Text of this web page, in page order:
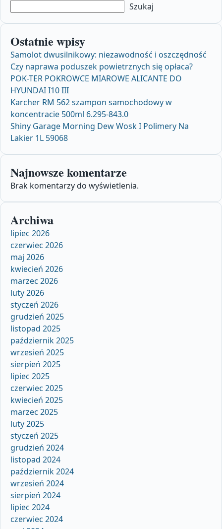
Szukaj
Ostatnie wpisy
Samolot dwusilnikowy: niezawodność i oszczędność
Czy naprawa poduszek powietrznych się opłaca?
POK-TER POKROWCE MIAROWE ALICANTE DO
HYUNDAI I10 III
Karcher RM 562 szampon samochodowy w
koncentracie 500ml 6.295-843.0
Shiny Garage Morning Dew Wosk I Polimery Na
Lakier 1L 59068
Najnowsze komentarze
Brak komentarzy do wyświetlenia.
Archiwa
lipiec 2026
czerwiec 2026
maj 2026
kwiecień 2026
marzec 2026
luty 2026
styczeń 2026
grudzień 2025
listopad 2025
październik 2025
wrzesień 2025
sierpień 2025
lipiec 2025
czerwiec 2025
kwiecień 2025
marzec 2025
luty 2025
styczeń 2025
grudzień 2024
listopad 2024
październik 2024
wrzesień 2024
sierpień 2024
lipiec 2024
czerwiec 2024